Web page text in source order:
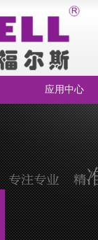
应用中心